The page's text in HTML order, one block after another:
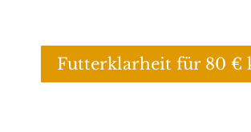
Futterklarheit für 80 €